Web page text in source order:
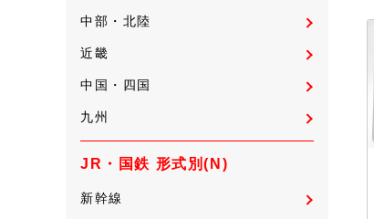
中部・北陸
近畿
中国・四国
九州
JR・国鉄 形式別(N)
新幹線